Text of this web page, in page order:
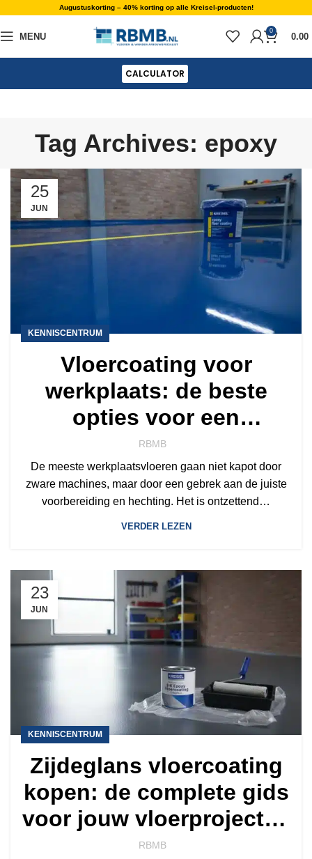
Augustuskorting – 40% korting op alle Kreisel-producten!
MENU
0
0.00
CALCULATOR
Tag Archives: epoxy
25
JUN
KENNISCENTRUM
Vloercoating voor
werkplaats: de beste
opties voor een
ijzersterke vloer
RBMB
De meeste werkplaatsvloeren gaan niet kapot door
zware machines, maar door een gebrek aan de juiste
voorbereiding en hechting. Het is ontzettend…
VERDER LEZEN
23
JUN
KENNISCENTRUM
Zijdeglans vloercoating
kopen: de complete gids
voor jouw vloerproject in
2026
RBMB